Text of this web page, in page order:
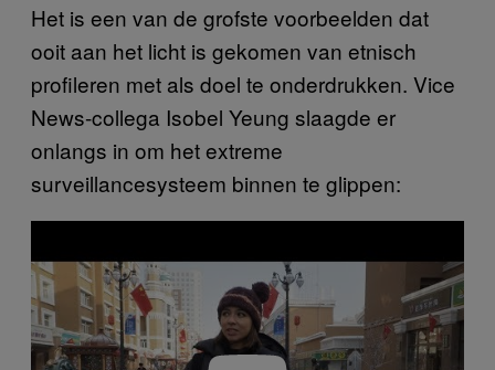
Het is een van de grofste voorbeelden dat
ooit aan het licht is gekomen van etnisch
profileren met als doel te onderdrukken. Vice
News-collega Isobel Yeung slaagde er
onlangs in om het extreme
surveillancesysteem binnen te glippen: